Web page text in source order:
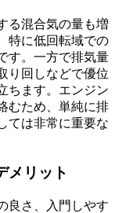
る混合気の量も増
特に低回転域での
す。一方で排気量
り回しなどで優位
ちます。エンジン
むため、単純に排
ては非常に重要な
メリット
良さ、入門しやす